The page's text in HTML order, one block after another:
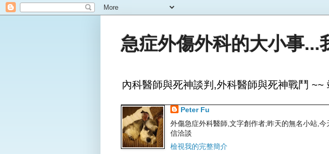
急症外傷外科的大小事...
內科醫師與死神談判,外科醫師與死神戰鬥
Peter Fu
外傷急症外科醫師,文字創作者;昨天的無名小站,
信洽談
檢視我的完整簡介